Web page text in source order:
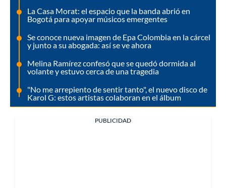
La Casa Morat: el espacio que la banda abrió en
Bogotá para apoyar músicos emergentes
Se conoce nueva imagen de Epa Colombia en la cárcel
y junto a su abogada: así se ve ahora
Melina Ramírez confesó que se quedó dormida al
volante y estuvo cerca de una tragedia
"No me arrepiento de sentir tanto", el nuevo disco de
Karol G: estos artistas colaboran en el álbum
PUBLICIDAD